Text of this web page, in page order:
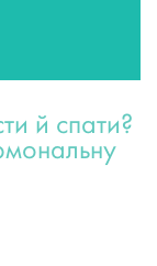
й спати?